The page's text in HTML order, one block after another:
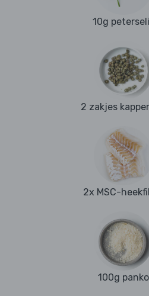
10g
2 zakjes
2x MSC-
100g panko